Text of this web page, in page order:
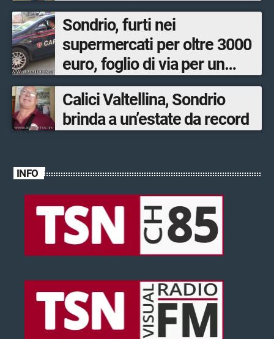
Sondrio, furti nei
supermercati per oltre 3000
euro, foglio di via per un
ventinovenne
Calici Valtellina, Sondrio
brinda a un’estate da record
INFO